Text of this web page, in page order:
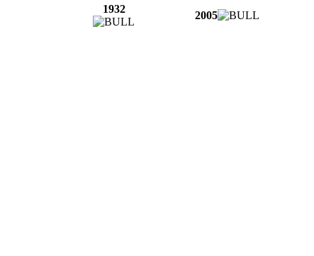
1932
2005